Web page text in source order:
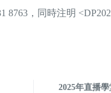
8763，同時注明
2025年直播